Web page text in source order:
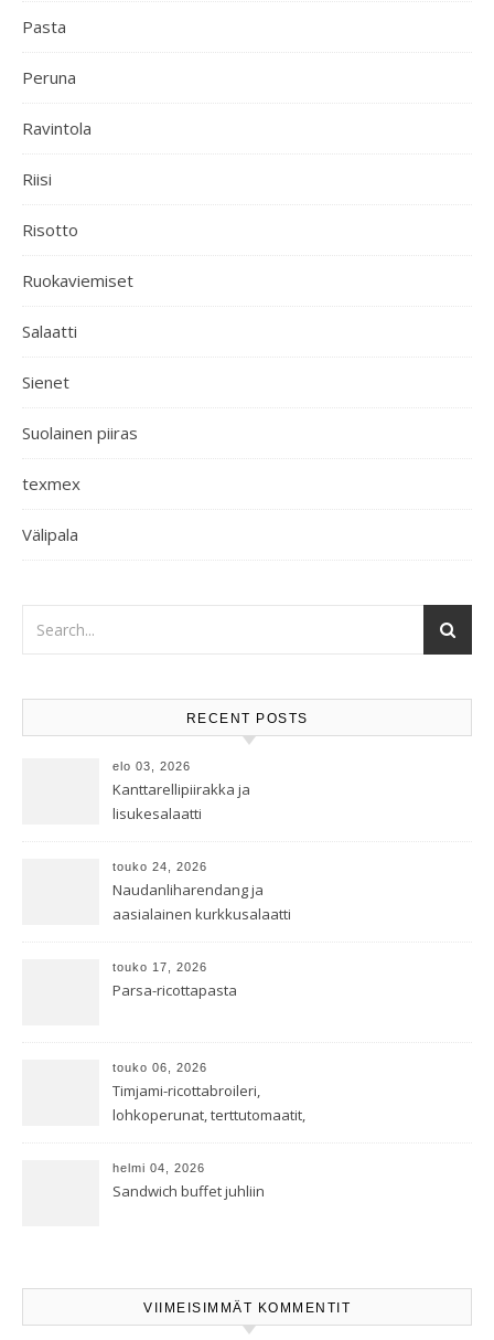
Pasta
Peruna
Ravintola
Riisi
Risotto
Ruokaviemiset
Salaatti
Sienet
Suolainen piiras
texmex
Välipala
RECENT POSTS
elo 03, 2026
Kanttarellipiirakka ja
lisukesalaatti
touko 24, 2026
Naudanliharendang ja
aasialainen kurkkusalaatti
touko 17, 2026
Parsa-ricottapasta
touko 06, 2026
Timjami-ricottabroileri,
lohkoperunat, terttutomaatit,
salaatti
helmi 04, 2026
Sandwich buffet juhliin
VIIMEISIMMÄT KOMMENTIT